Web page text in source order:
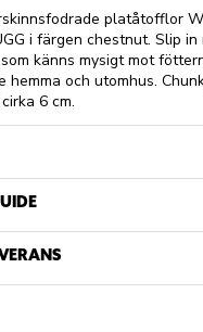
platåtofflor
i färgen chestnut. Slip
känns mysigt mot
hemma och utomhus.
6 cm.